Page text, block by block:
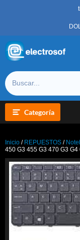
Categoría
Inicio / REPUESTOS /
450 G3 455 G3 470 G3 G4